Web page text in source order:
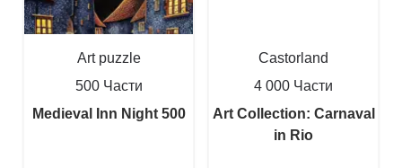
Art puzzle
500 Части
Medieval Inn Night 500
Castorland
4 000 Части
Art Collection: Carnaval
in Rio